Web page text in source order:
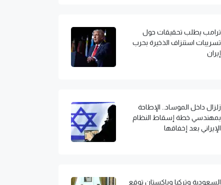
ترامب يطلب تحقيقات حول
تسريبات استنزاف الذخيرة بحرب
إيران
زلزال داخل الموساد.. الإطاحة
بمهندسي خطة إسقاط النظام
الإيراني بعد إخفاقها
السعودية وتركيا وباكستان توقع